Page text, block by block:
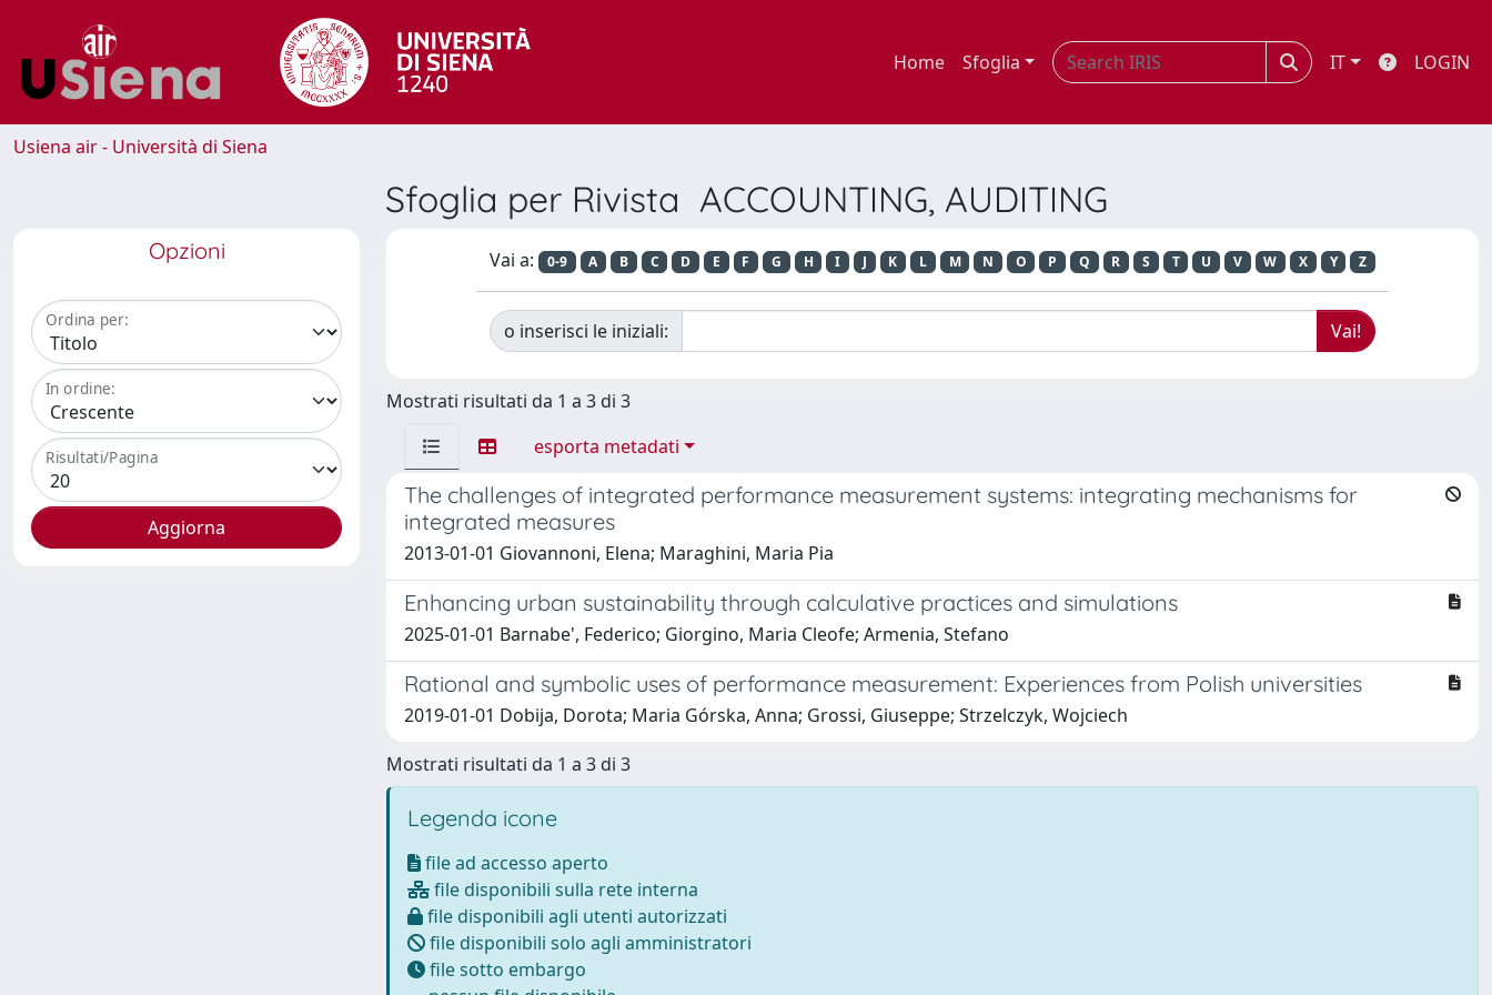
Home Sfoglia IT LOGIN
Usiena air - Università di Siena
Sfoglia per Rivista ACCOUNTING, AUDITING
Opzioni
Ordina per:
In ordine:
Risultati/Pagina
Vai a: 0-9 A B C D E F G H I J K L M N O P Q R S T U V W X Y Z
o inserisci le iniziali:
Mostrati risultati da 1 a 3 di 3
esporta metadati
The challenges of integrated performance measurement systems: integrating mechanisms for
integrated measures
2013-01-01 Giovannoni, Elena; Maraghini, Maria Pia
Enhancing urban sustainability through calculative practices and simulations
2025-01-01 Barnabe', Federico; Giorgino, Maria Cleofe; Armenia, Stefano
Rational and symbolic uses of performance measurement: Experiences from Polish universities
2019-01-01 Dobija, Dorota; Maria Górska, Anna; Grossi, Giuseppe; Strzelczyk, Wojciech
Mostrati risultati da 1 a 3 di 3
Legenda icone
file ad accesso aperto
file disponibili sulla rete interna
file disponibili agli utenti autorizzati
file disponibili solo agli amministratori
file sotto embargo